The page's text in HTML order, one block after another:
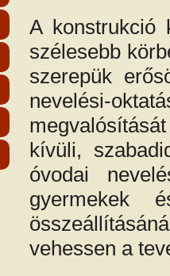
A konstrukció
szélesebb
szerepük
nevelési-
kívüli,
óvodai
gyermekek
vehessen a